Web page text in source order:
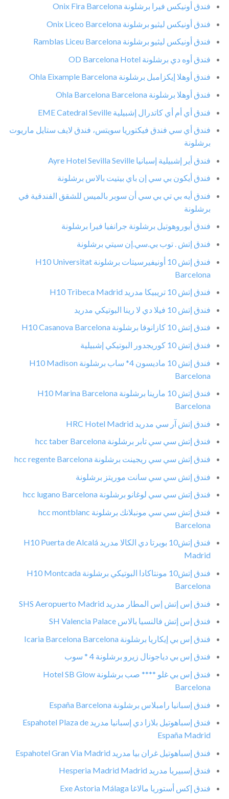
فندق أونيكس فيرا برشلونة Onix Fira Barcelona
فندق أونيكس ليثيو برشلونة Onix Liceo Barcelona
فندق أونيكس ليثيو برشلونة Ramblas Liceu Barcelona
فندق أوه دي برشلونة OD Barcelona Hotel
فندق أوهلا إيكزامبل برشلونة Ohla Eixample Barcelona
فندق أوهلا برشلونة Ohla Barcelona Barcelona
فندق أي أم أي كاتدرال إشبيلية EME Catedral Seville
فندق أي سي فندق فيكتوريا سويتس، فندق لايف ستايل ماريوت
برشلونة
فندق أير إشبيلية إسبانيا Ayre Hotel Sevilla Seville
فندق أيكون بي سي إن باي بيتيت بالاس برشلونة
فندق أيه بي تي بي سي أن سوبر بالميس للشقق الفندقية في
برشلونة
فندق أيوروهوتيل برشلونة جرانفيا فيرا برشلونة
فندق إتش . توب بي.سي.إن سيتي برشلونة
فندق إتش 10 أونيفيرسيتات برشلونة H10 Universitat
Barcelona
فندق إتش 10 تريبيكا مدريد H10 Tribeca Madrid
فندق إتش 10 فيلا دي لا رينا البوتيكي مدريد
فندق إتش 10 كازانوفا برشلونة H10 Casanova Barcelona
فندق إتش 10 كوريجدور البوتيكي إشبيلية
فندق إتش 10 ماديسون 4* ساب برشلونة H10 Madison
Barcelona
فندق إتش 10 مارينا برشلونة H10 Marina Barcelona
Barcelona
فندق إتش آر سي مدريد HRC Hotel Madrid
فندق إتش سي سي تابر برشلونة hcc taber Barcelona
فندق إتش سي سي ريجينت برشلونة hcc regente Barcelona
فندق إتش سي سي سانت موريتز برشلونة
فندق إتش سي سي لوغانو برشلونة hcc lugano Barcelona
فندق إتش سي سي مونبلانك برشلونة hcc montblanc
Barcelona
فندق إتش10 بويرتا دي الكالا مدريد H10 Puerta de Alcalá
Madrid
فندق إتش10 مونتاكادا البوتيكي برشلونة H10 Montcada
Barcelona
فندق إس إتش إس المطار مدريد SHS Aeropuerto Madrid
فندق إس إتش فالنسيا بالاس SH Valencia Palace
فندق إس بي إيكاريا برشلونة Icaria Barcelona Barcelona
فندق إس بي دياجونال زيرو برشلونة 4 * سوب
فندق إس بي غلو **** صب برشلونة Hotel SB Glow
Barcelona
فندق إسبانيا رامبلاس برشلونة España Barcelona
فندق إسباهوتيل بلازا دي إسبانيا مدريد Espahotel Plaza de
España Madrid
فندق إسباهوتيل غران بيا مدريد Espahotel Gran Via Madrid
فندق إسبيريا مدريد Hesperia Madrid Madrid
فندق إكس أستوريا مالاغا Exe Astoria Málaga